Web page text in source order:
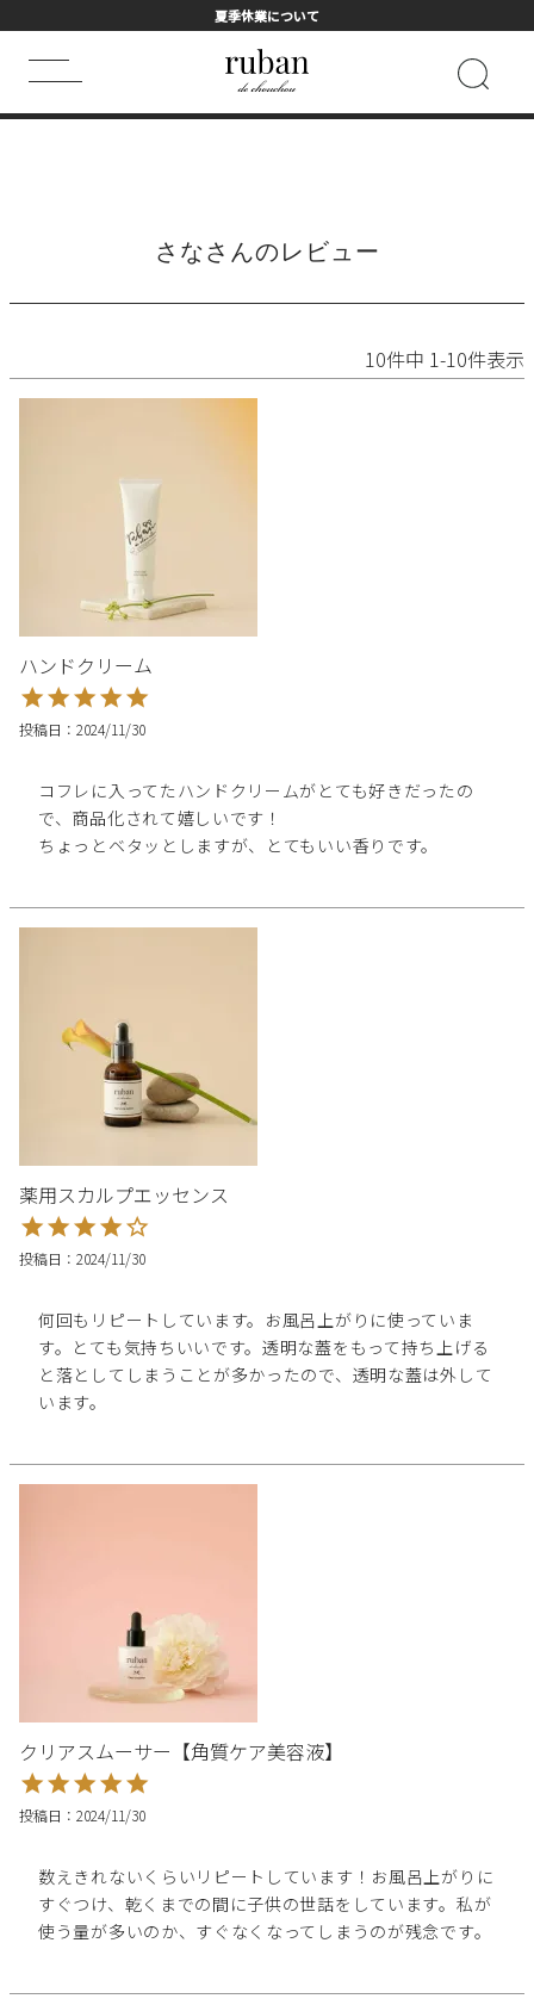
夏季休業について
まつげ美容液 トライアル ヘアマスク
フェイスマスク 詰め替え用
さなさんのレビュー
10件中 1-10件表示
ハンドクリーム
投稿日 2024/11/30
コフレに入ってたハンドクリームがとても好きだったの
で、商品化されて嬉しいです！
ちょっとベタッとしますが、とてもいい香りです。
薬用スカルプエッセンス
投稿日 2024/11/30
何回もリピートしています。お風呂上がりに使っていま
す。とても気持ちいいです。透明な蓋をもって持ち上げる
と落としてしまうことが多かったので、透明な蓋は外して
います。
クリアスムーサー【角質ケア美容液】
投稿日 2024/11/30
数えきれないくらいリピートしています！お風呂上がりに
すぐつけ、乾くまでの間に子供の世話をしています。私が
使う量が多いのか、すぐなくなってしまうのが残念です。